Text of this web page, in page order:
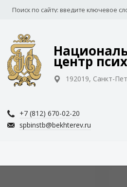
центр
192019, Санкт-
+7 (812) 670-02-20
spbinstb@bekhterev.ru